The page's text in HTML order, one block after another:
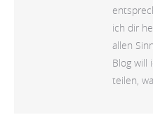
ich dir
allen
Blog will
teilen,